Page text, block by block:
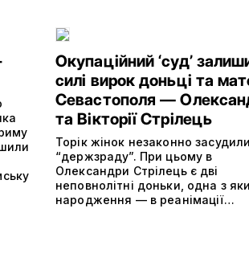
Окупаційний ‘суд’
силі вирок доньці та
Севастополя —
та Вікторії Стрілець
Торік жінок незаконно
“держзраду”. При цьому в
Олександри Стрілець є дві
неповнолітні доньки, одна з
народження — в реанімації…